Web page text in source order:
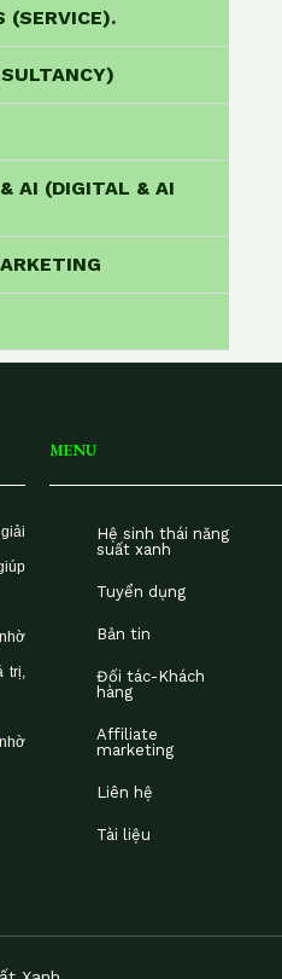
(SERVICE).
AI (DIGITAL & AI
nhờ
trị,
nhờ
MENU
Hệ sinh thái năng
suất xanh
Tuyển dụng
Bản tin
Đối tác-Khách
hàng
Affiliate
marketing
Liên hệ
Tài liệu